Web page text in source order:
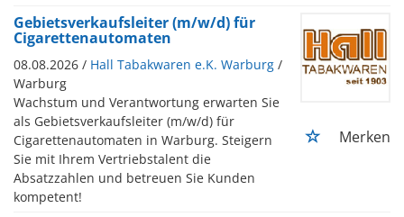
Gebietsverkaufsleiter (m/w/d) für
Cigarettenautomaten
08.08.2026 / Hall Tabakwaren e.K. Warburg /
Warburg
Wachstum und Verantwortung erwarten Sie
als Gebietsverkaufsleiter (m/w/d) für
Cigarettenautomaten in Warburg. Steigern
Sie mit Ihrem Vertriebstalent die
Absatzzahlen und betreuen Sie Kunden
kompetent!
Merken